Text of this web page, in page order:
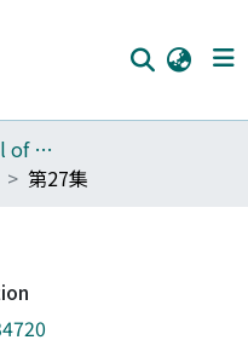
110_Graduate School of Human and Environmental Studies
第27集